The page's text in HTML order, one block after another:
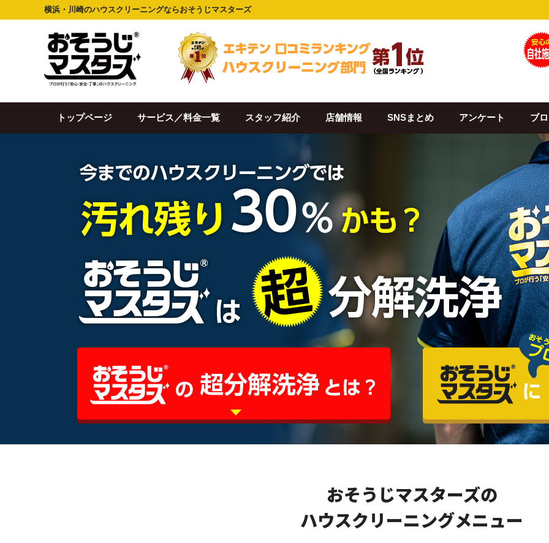
横浜・川崎のハウスクリーニングならおそうじマスターズ
トップページ サービス／料金一覧 スタッフ紹介 店舗情報 SNSまとめ アンケート ブ
おそうじマスターズの
ハウスクリーニングメニュー